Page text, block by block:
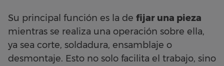
Su principal función es la de fijar una pieza
mientras se realiza una operación sobre ella,
ya sea corte, soldadura, ensamblaje o
desmontaje. Esto no solo facilita el trabajo, sino